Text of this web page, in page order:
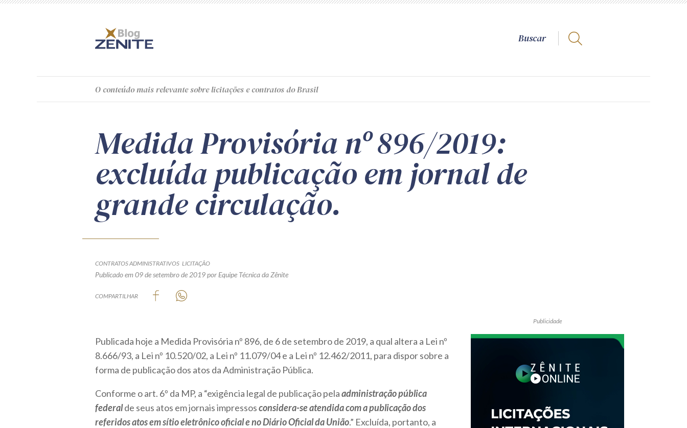
O conteúdomais relevante sobre licitações e contratos do Brasil
Medida Provisória nº 896/2019:
excluída publicação em jornal de
grande circulação.
CONTRATOS ADMINISTRATIVOS LICITAÇÃO
Publicado em 09 de setembro de 2019por Equipe Técnica da Zênite
COMPARTILHAR
Publicada hoje a Medida Provisória nº 896, de 6 de setembro de 2019, a qual altera a Lei nº
8.666/93, a Lei nº 10.520/02, a Lei nº 11.079/04 e a Lei nº 12.462/2011, para dispor sobre a
forma de publicação dos atos da Administração Pública.
Conforme o art. 6º da MP, a “exigência legal de publicação pelaadministração pública
federalde seus atos em jornais impressosconsidera-se atendida com a publicação dos
referidos atos em sítio eletrônico oficial e no Diário Oficial da União.” Excluída, portanto, a
Publicidade